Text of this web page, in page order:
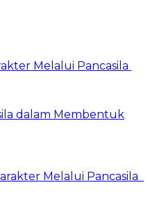
Melalui Pancasila
dalam Membentuk
Melalui Pancasila